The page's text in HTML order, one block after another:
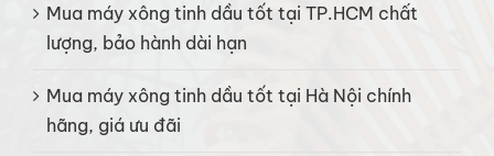
Mua máy xông tinh dầu tốt tại TP.HCM chất
lượng, bảo hành dài hạn
Mua máy xông tinh dầu tốt tại Hà Nội chính
hãng, giá ưu đãi